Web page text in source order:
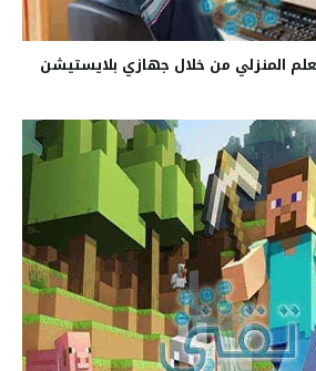
المنزلي من خلال جهازي بلايستيشن